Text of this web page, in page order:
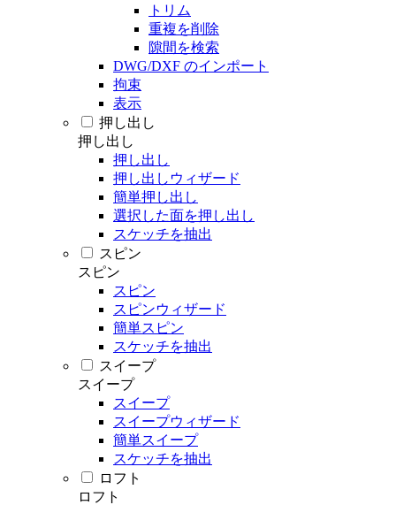
トリム
重複を削除
隙間を検索
DWG/DXF のインポート
拘束
表示
押し出し
押し出し
押し出し
押し出しウィザード
簡単押し出し
選択した面を押し出し
スケッチを抽出
スピン
スピン
スピン
スピンウィザード
簡単スピン
スケッチを抽出
スイープ
スイープ
スイープ
スイープウィザード
簡単スイープ
スケッチを抽出
ロフト
ロフト